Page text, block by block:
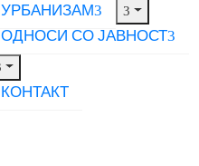
УРБАНИЗАМ
ОДНОСИ СО ЈАВНОСТ
КОНТАКТ